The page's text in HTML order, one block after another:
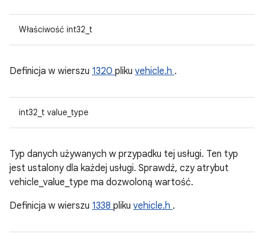
Właściwość int32_t
Definicja w wierszu 1320 pliku vehicle.h .
int32_t value_type
Typ danych używanych w przypadku tej usługi. Ten typ
jest ustalony dla każdej usługi. Sprawdź, czy atrybut
vehicle_value_type ma dozwoloną wartość.
Definicja w wierszu 1338 pliku vehicle.h .